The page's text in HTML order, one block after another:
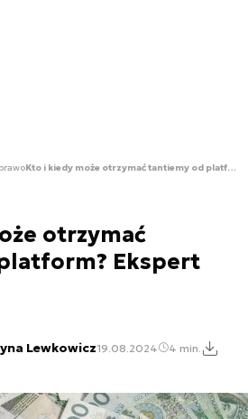
Kto i kiedy może otrzymać tantiemy od platform? Ekspert tłumaczy
otrzymać
Ekspert
Lewkowicz19.08.2024 4 min.